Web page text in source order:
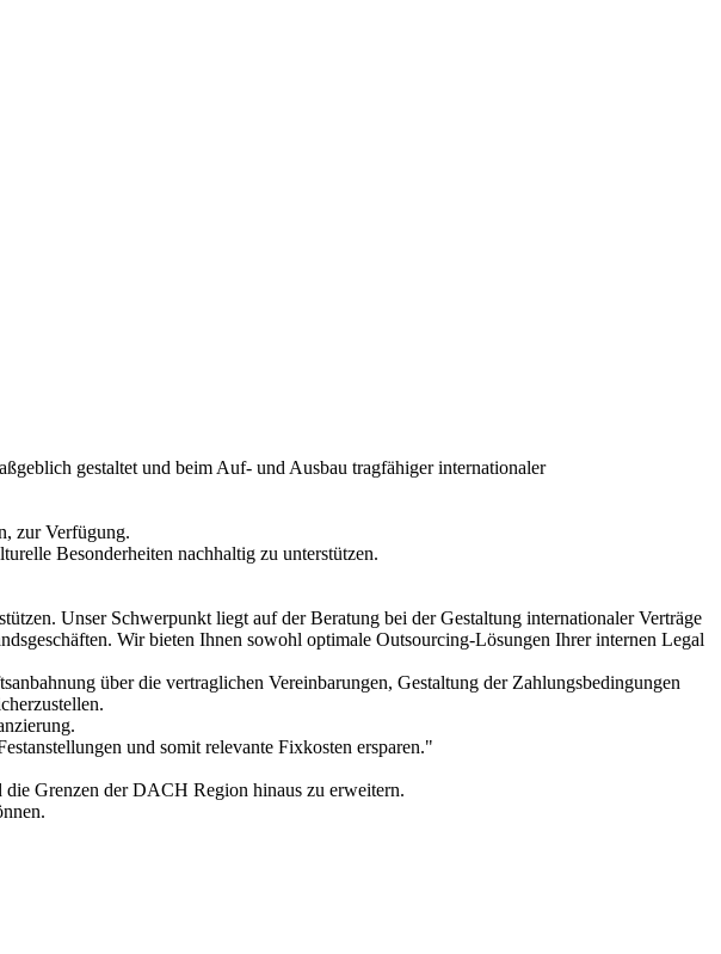
gestaltet und beim Auf- und Ausbau tragfähiger internationaler
zur Verfügung.
Besonderheiten nachhaltig zu unterstützen.
Unser Schwerpunkt liegt auf der Beratung bei der Gestaltung internationaler Verträge
Wir bieten Ihnen sowohl optimale Outsourcing-Lösungen Ihrer internen Legal
über die vertraglichen Vereinbarungen, Gestaltung der Zahlungsbedingungen
und somit relevante Fixkosten ersparen."
Grenzen der DACH Region hinaus zu erweitern.